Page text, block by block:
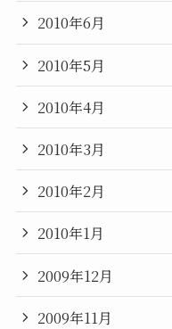
2010年6月
2010年5月
2010年4月
2010年3月
2010年2月
2010年1月
2009年12月
2009年11月